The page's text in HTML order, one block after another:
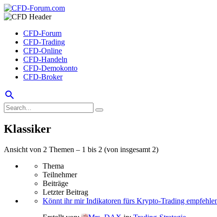
CFD-Forum
CFD-Trading
CFD-Online
CFD-Handeln
CFD-Demokonto
CFD-Broker
search
Klassiker
Ansicht von 2 Themen – 1 bis 2 (von insgesamt 2)
Thema
Teilnehmer
Beiträge
Letzter Beitrag
Könnt ihr mir Indikatoren fürs Krypto-Trading